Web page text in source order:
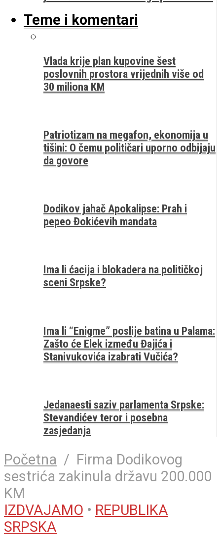
Teme i komentari
Vlada krije plan kupovine šest
poslovnih prostora vrijednih više od
30 miliona KM
Patriotizam na megafon, ekonomija u
tišini: O čemu političari uporno odbijaju
da govore
Dodikov jahač Apokalipse: Prah i
pepeo Đokićevih mandata
Ima li ćacija i blokadera na političkoj
sceni Srpske?
Ima li “Enigme” poslije batina u Palama:
Zašto će Elek između Đajića i
Stanivukovića izabrati Vučića?
Jedanaesti saziv parlamenta Srpske:
Stevandićev teror i posebna
zasjedanja
Početna / Firma Dodikovog
sestrića zakinula državu 200.000
KM
IZDVAJAMO • REPUBLIKA
SRPSKA